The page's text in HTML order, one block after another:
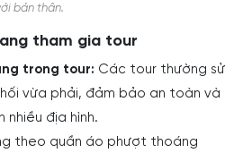
bản thân.
tham gia tour
trong tour: Các tour thường sử
vừa phải, đảm bảo an toàn và
nhiều địa hình.
theo quần áo phượt thoáng